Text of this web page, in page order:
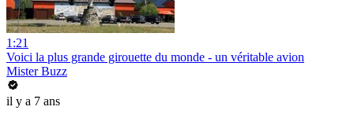
1:21
Voici la plus grande girouette du monde - un véritable avion
Mister Buzz
il y a 7 ans